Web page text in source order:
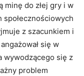
minę do złej gry i w
z szacunkiem i
się w
wywodzącego się z
problem